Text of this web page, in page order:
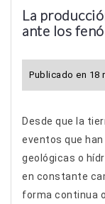
La
ante los
Publicado en 18
Desde que la
eventos que
geológicas o
en constante
forma continua